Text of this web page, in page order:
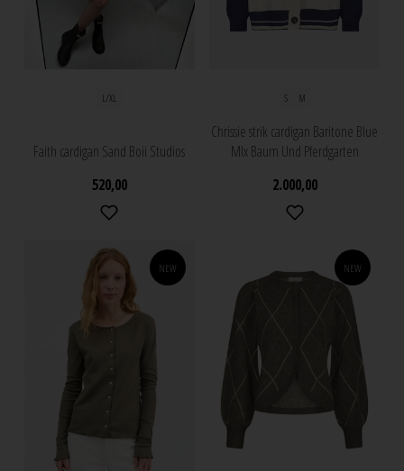
L/XL
Faith cardigan Sand Boii Studios
520,00
S M
Chrissie strik cardigan Baritone Blue
MIx Baum Und Pferdgarten
2.000,00
NEW NEW